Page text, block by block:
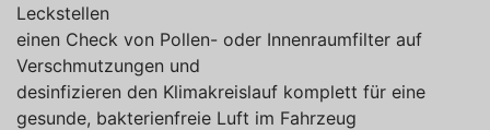
Leckstellen
einen Check von Pollen- oder Innenraumfilter auf
Verschmutzungen und
desinfizieren den Klimakreislauf komplett für eine
gesunde, bakterienfreie Luft im Fahrzeug